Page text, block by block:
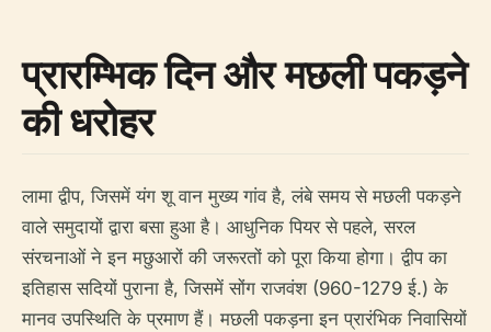
प्रारम्भिक दिन और मछली पकड़ने
की धरोहर
लामा द्वीप, जिसमें यंग शू वान मुख्य गांव है, लंबे समय से मछली पकड़ने
वाले समुदायों द्वारा बसा हुआ है। आधुनिक पियर से पहले, सरल
संरचनाओं ने इन मछुआरों की जरूरतों को पूरा किया होगा। द्वीप का
इतिहास सदियों पुराना है, जिसमें सोंग राजवंश (960-1279 ई.) के
मानव उपस्थिति के प्रमाण हैं। मछली पकड़ना इन प्रारंभिक निवासियों